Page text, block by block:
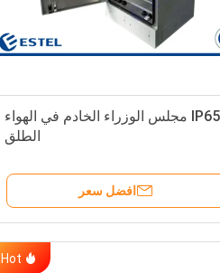
IP65 مجلس الوزراء الخادم في الهواء
الطلق
افضل سعر
Hot